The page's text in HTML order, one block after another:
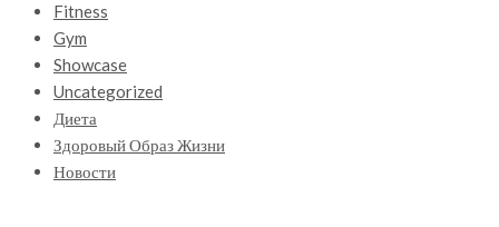
Fitness
Gym
Showcase
Uncategorized
Диета
Здоровый Образ Жизни
Новости